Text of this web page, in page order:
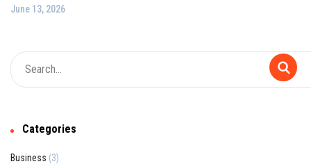
June 13, 2026
Categories
Business (3)